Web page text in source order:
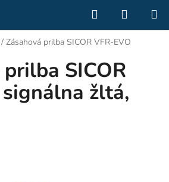
Hľadať
KOŠÍK
/ Zásahová prilba SICOR VFR-EVO
SICOR
žltá,